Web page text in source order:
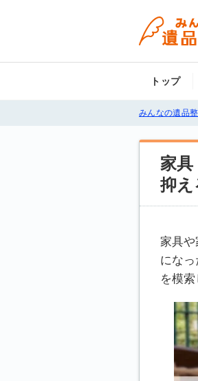
トップ
みんなの遺品
家
抑
家具
にな
を模